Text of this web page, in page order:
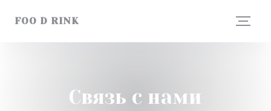
FOO D RINK
Связь с нами